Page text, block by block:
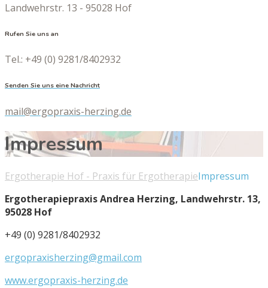
Landwehrstr. 13 - 95028 Hof
Rufen Sie uns an
Tel.: +49 (0) 9281/8402932
Senden Sie uns eine Nachricht
mail@ergopraxis-herzing.de
Impressum
Ergotherapie Hof - Praxis für ErgotherapieImpressum
Ergotherapiepraxis Andrea Herzing, Landwehrstr. 13,
95028 Hof
+49 (0) 9281/8402932
ergopraxisherzing@gmail.com
www.ergopraxis-herzing.de